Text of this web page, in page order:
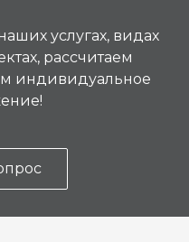
услугах, видах
рассчитаем
индивидуальное